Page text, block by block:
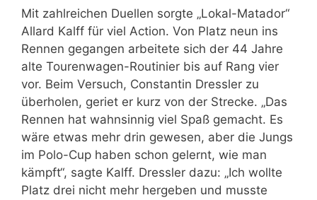
Mit zahlreichen Duellen sorgte „Lokal-Matador“
Allard Kalff für viel Action. Von Platz neun ins
Rennen gegangen arbeitete sich der 44 Jahre
alte Tourenwagen-Routinier bis auf Rang vier
vor. Beim Versuch, Constantin Dressler zu
überholen, geriet er kurz von der Strecke. „Das
Rennen hat wahnsinnig viel Spaß gemacht. Es
wäre etwas mehr drin gewesen, aber die Jungs
im Polo-Cup haben schon gelernt, wie man
kämpft“, sagte Kalff. Dressler dazu: „Ich wollte
Platz drei nicht mehr hergeben und musste